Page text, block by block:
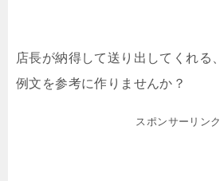
店長が納得して送り出してくれる
例文を参考に作りませんか？
スポンサーリンク